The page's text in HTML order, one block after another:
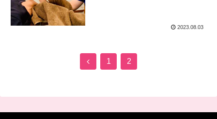
2023.08.03
前
1 2